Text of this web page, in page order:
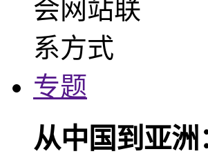
专题
从中国到亚洲